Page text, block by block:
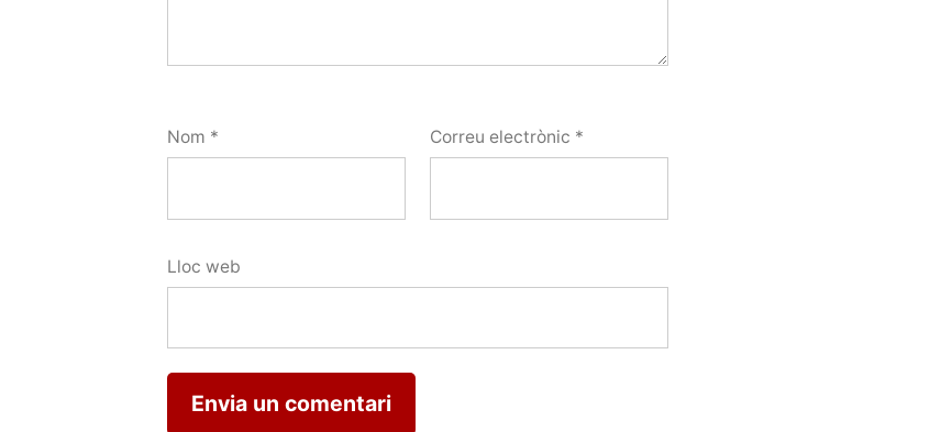
Nom * Correu electrònic *
Lloc web